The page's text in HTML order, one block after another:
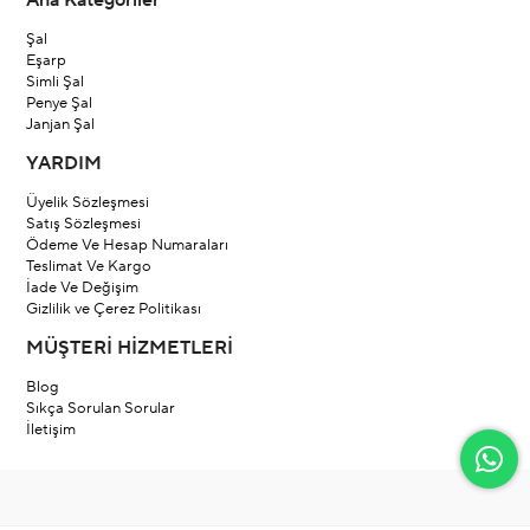
Şal
Eşarp
Simli Şal
Penye Şal
Janjan Şal
YARDIM
Üyelik Sözleşmesi
Satış Sözleşmesi
Ödeme Ve Hesap Numaraları
Teslimat Ve Kargo
İade Ve Değişim
Gizlilik ve Çerez Politikası
MÜŞTERİ HİZMETLERİ
Blog
Sıkça Sorulan Sorular
İletişim